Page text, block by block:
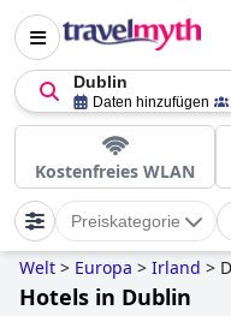
Dublin
Daten hinzufügen
Kostenfreies WLAN
Preiskategorie
Welt > Europa > Irland >
Hotels in Dublin